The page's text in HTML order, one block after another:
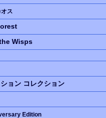
オス
Wisps
ョン コレクション
Edition